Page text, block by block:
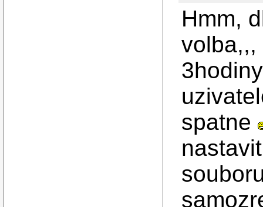
Hmm,
volba,,,
spatne